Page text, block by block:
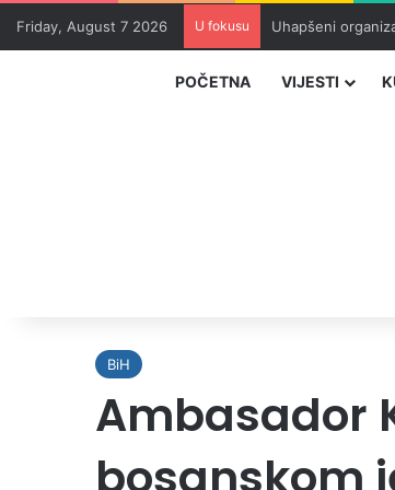
Friday, August 7 2026 U fokusu Uhapšeni
POČETNA VIJESTI
BiH
Ambasador
bosanskom